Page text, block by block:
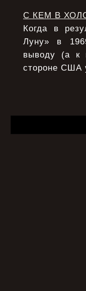
С КЕМ В
Когда в
Луну» в
выводу (а к
стороне США